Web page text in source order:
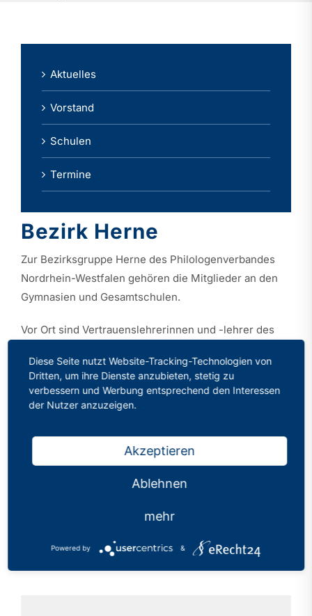
Bezirk Herne
Zur Bezirksgruppe Herne des Philologenverbandes
Nordrhein-Westfalen gehören die Mitglieder an den
Gymnasien und Gesamtschulen.
Vor Ort sind Vertrauenslehrerinnen und -lehrer des
Bei Mitgliederversammlungen und weiteren
Veranstaltungen werden die PhV-Mitglieder über
informiert. Dabei ist der kollegiale Austausch in
persönlicher und fachlicher Hinsicht sehr wichtig
Aktuelles
Vorstand
Schulen
Termine
Aktuelles aus dem
Bezirk Herne
Diese Seite nutzt Website-Tracking-Technologien von
Dritten, um ihre Dienste anzubieten, stetig zu
verbessern und Werbung entsprechend den Interessen
der Nutzer anzuzeigen.
Akzeptieren
Ablehnen
mehr
Powered by &